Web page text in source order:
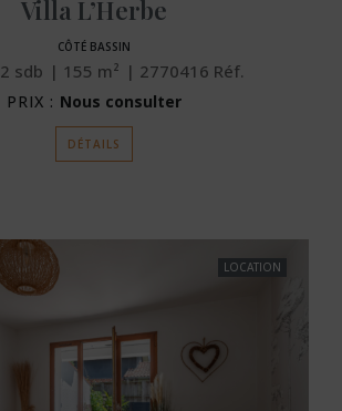
Villa L’Herbe
CÔTÉ BASSIN
2 sdb 155 m² 2770416 Réf.
PRIX : Nous consulter
DÉTAILS
LOCATION